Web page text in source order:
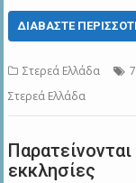
ΔΙΑΒΆΣΤΕ
Στερεά Ελλάδα
Στερεά Ελλάδα
εκκλησίες